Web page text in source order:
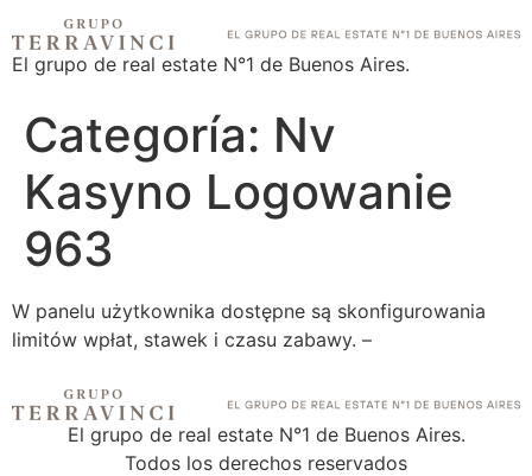
El grupo de real estate N°1 de Buenos Aires.
Categoría: Nv
Kasyno Logowanie
963
W panelu użytkownika dostępne są skonfigurowania
limitów wpłat, stawek i czasu zabawy. –
El grupo de real estate N°1 de Buenos Aires.
Todos los derechos reservados